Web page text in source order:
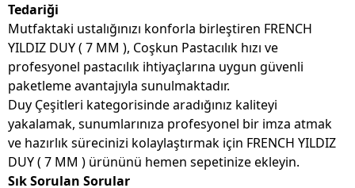
Tedariği
Mutfaktaki ustalığınızı konforla birleştiren FRENCH
YILDIZ DUY ( 7 MM ), Coşkun Pastacılık hızı ve
profesyonel pastacılık ihtiyaçlarına uygun güvenli
paketleme avantajıyla sunulmaktadır.
Duy Çeşitleri kategorisinde aradığınız kaliteyi
yakalamak, sunumlarınıza profesyonel bir imza atmak
ve hazırlık sürecinizi kolaylaştırmak için FRENCH YILDIZ
DUY ( 7 MM ) ürününü hemen sepetinize ekleyin.
Sık Sorulan Sorular